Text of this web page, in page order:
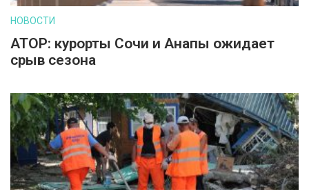
НОВОСТИ
АТОР: курорты Сочи и Анапы ожидает
срыв сезона